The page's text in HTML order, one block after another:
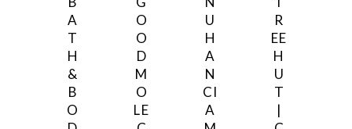
A
T
H
&
B
O
O
O
D
M
O
LE
U
H
A
N
CI
A
R
EE
H
U
T
|